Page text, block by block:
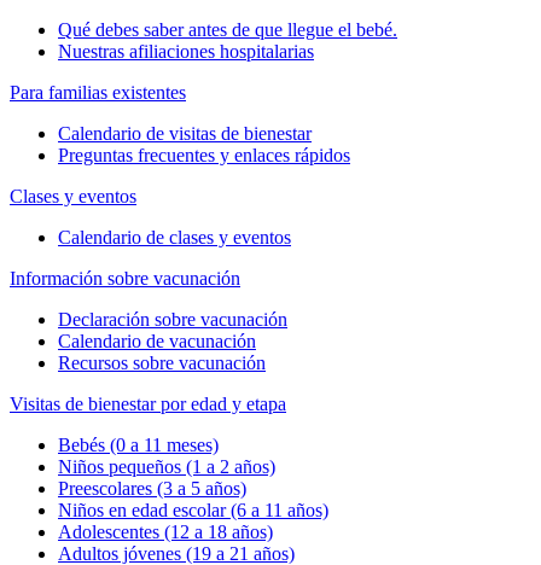
Qué debes saber antes de que llegue el bebé.
Nuestras afiliaciones hospitalarias
Para familias existentes
Calendario de visitas de bienestar
Preguntas frecuentes y enlaces rápidos
Clases y eventos
Calendario de clases y eventos
Información sobre vacunación
Declaración sobre vacunación
Calendario de vacunación
Recursos sobre vacunación
Visitas de bienestar por edad y etapa
Bebés (0 a 11 meses)
Niños pequeños (1 a 2 años)
Preescolares (3 a 5 años)
Niños en edad escolar (6 a 11 años)
Adolescentes (12 a 18 años)
Adultos jóvenes (19 a 21 años)